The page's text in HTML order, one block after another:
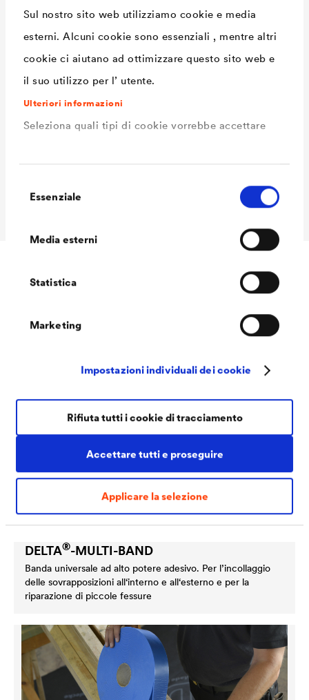
Sul nostro sito web utilizziamo cookie e media
esterni. Alcuni cookie sono essenziali , mentre altri
cookie ci aiutano ad ottimizzare questo sito web e
il suo utilizzo per l’ utente.
Ulteriori informazioni
Seleziona quali tipi di cookie vorrebbe accettare
delEssenziale
Media esterni
Statistica
Marketing
Impostazioni individuali dei cookie
Accettare tutti e proseguire
Applicare la selezione
Rifiuta tutti i cookie di tracciamento
agenti atmosferici
Test di resistenza
alla pioggia
battente
Passato (Driving rain test for
lining and underlay sheeting –
TU Berlin)
Peso
Peso rotolo
ca. 9 kg
Accessori
DELTA®-MULTI-BAND
Banda universale ad alto potere adesivo. Per l’incollaggio
delle sovrapposizioni all‘interno e all‘esterno e per la
riparazione di piccole fessure